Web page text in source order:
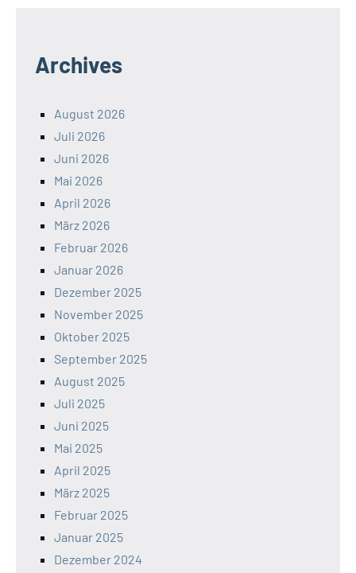
Archives
August 2026
Juli 2026
Juni 2026
Mai 2026
April 2026
März 2026
Februar 2026
Januar 2026
Dezember 2025
November 2025
Oktober 2025
September 2025
August 2025
Juli 2025
Juni 2025
Mai 2025
April 2025
März 2025
Februar 2025
Januar 2025
Dezember 2024